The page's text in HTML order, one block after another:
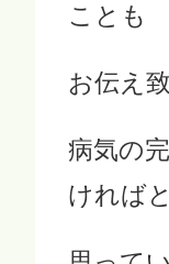
ことも
お伝え
病気の
ければと